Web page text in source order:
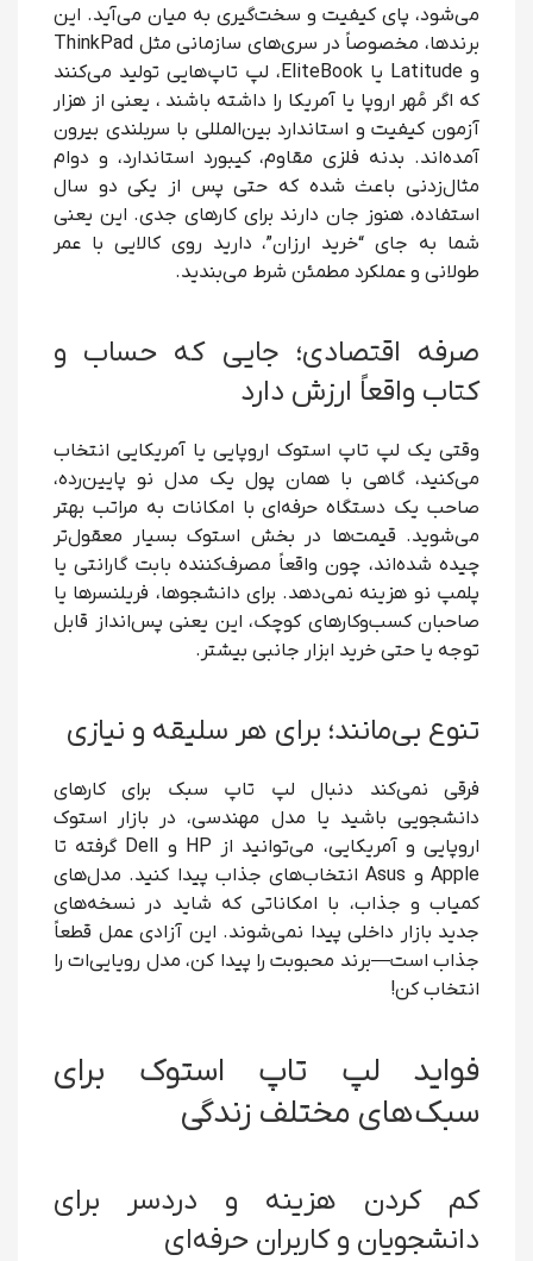
می‌شود، پای کیفیت و سخت‌گیری به میان می‌آید. این
برندها، مخصوصاً در سری‌های سازمانی مثل ThinkPad
و Latitude یا EliteBook، لپ تاپ‌هایی تولید می‌کنند
که اگر مُهر اروپا یا آمریکا را داشته باشند ، یعنی از هزار
آزمون کیفیت و استاندارد بین‌المللی با سربلندی بیرون
آمده‌اند. بدنه فلزی مقاوم، کیبورد استاندارد، و دوام
مثال‌زدنی باعث شده که حتی پس از یکی دو سال
استفاده، هنوز جان دارند برای کارهای جدی. این یعنی
شما به جای “خرید ارزان”، دارید روی کالایی با عمر
طولانی و عملکرد مطمئن شرط می‌بندید.
صرفه اقتصادی؛ جایی که حساب و
کتاب واقعاً ارزش دارد
وقتی یک لپ تاپ استوک اروپایی یا آمریکایی انتخاب
می‌کنید، گاهی با همان پول یک مدل نو پایین‌رده،
صاحب یک دستگاه حرفه‌ای با امکانات به مراتب بهتر
می‌شوید. قیمت‌ها در بخش استوک بسیار معقول‌تر
چیده شده‌اند، چون واقعاً مصرف‌کننده بابت گارانتی یا
پلمپ نو هزینه نمی‌دهد. برای دانشجوها، فریلنسرها یا
صاحبان کسب‌و‌کارهای کوچک، این یعنی پس‌انداز قابل
توجه یا حتی خرید ابزار جانبی بیشتر.
تنوع بی‌مانند؛ برای هر سلیقه و نیازی
فرقی نمی‌کند دنبال لپ تاپ سبک برای کارهای
دانشجویی باشید یا مدل مهندسی، در بازار استوک
اروپایی و آمریکایی، می‌توانید از HP و Dell گرفته تا
Apple و Asus انتخاب‌های جذاب پیدا کنید. مدل‌های
کمیاب و جذاب، با امکاناتی که شاید در نسخه‌های
جدید بازار داخلی پیدا نمی‌شوند. این آزادی عمل قطعاً
جذاب است—برند محبوبت را پیدا کن، مدل رویایی‌ات را
انتخاب کن!
فواید لپ تاپ استوک برای
سبک‌های مختلف زندگی
کم کردن هزینه و دردسر برای
دانشجویان و کاربران حرفه‌ای